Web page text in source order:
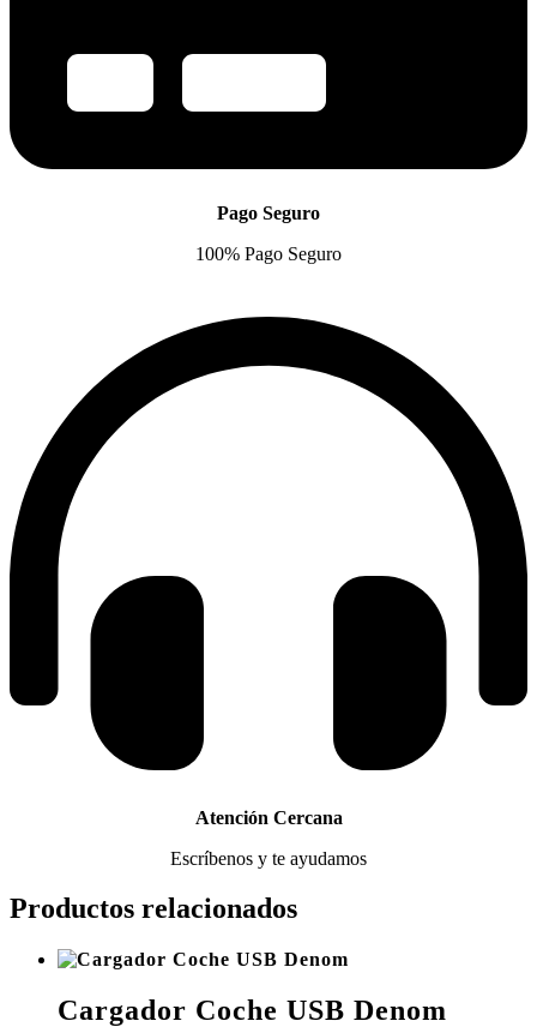
Pago Seguro
100% Pago Seguro
Atención Cercana
Escríbenos y te ayudamos
Productos relacionados
Cargador Coche USB Denom